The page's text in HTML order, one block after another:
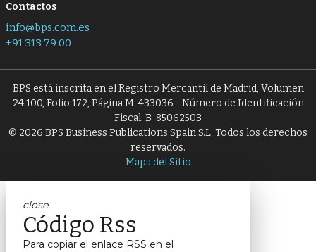
Contactos
info@bps.com.es
+91 313 79 00
BPS está inscrita en el Registro Mercantil de Madrid, Volumen
24.100, Folio 172, Página M-433036 - Número de Identificación
Fiscal: B-85062503
© 2026 BPS Business Publications Spain S.L. Todos los derechos
reservados.
Mapa del Sitio
close
Código Rss
Para copiar el enlace RSS en el